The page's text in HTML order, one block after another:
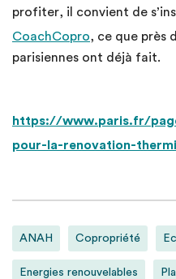
profiter, il convient de
CoachCopro, ce que près
parisiennes ont déjà fait.
https://www.paris.fr/
pour-la-renovation-
ANAH Copropriété
Energies renouvelables